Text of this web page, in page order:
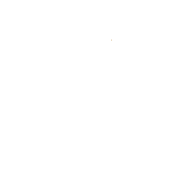
38-
40-
42-
44-
Az árak a